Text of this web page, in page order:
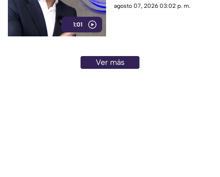
1:01
medio del debate político
agosto 07, 2026 03:02 p. m.
Ver más